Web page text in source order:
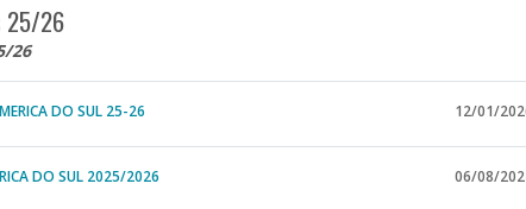
25/26
26
DO SUL 25-26 12/01/
DO SUL 2025/2026 06/08/